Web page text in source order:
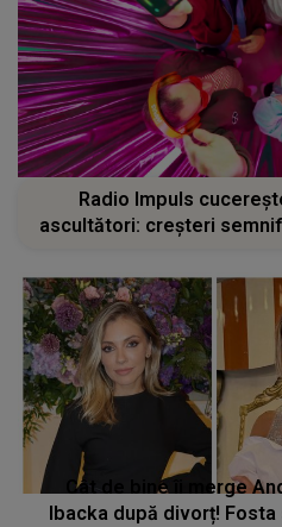
Radio Impuls
ascultători: creșteri
Cât de bine îi merge
Ibacka după divorț! Fosta